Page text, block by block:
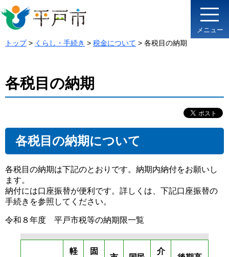
メニュー
トップ> くらし・手続き > 税金について > 各税目の納期
各税目の納期
各税目の納期について
各税目の納期は下記のとおりです。納期内納付をお願いし
ます。
納付には口座振替が便利です。詳しくは、下記口座振替の
手続きを参照してください。
令和８年度 平戸市税等の納期限一覧
軽
固
介